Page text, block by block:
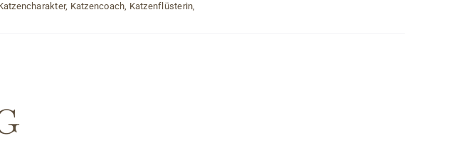
, Katzencoach Katzenflüsterin